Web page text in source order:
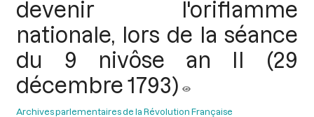
devenir l'oriflamme
nationale, lors de la séance
du 9 nivôse an II (29
décembre 1793)
Archives parlementaires de la Révolution Française